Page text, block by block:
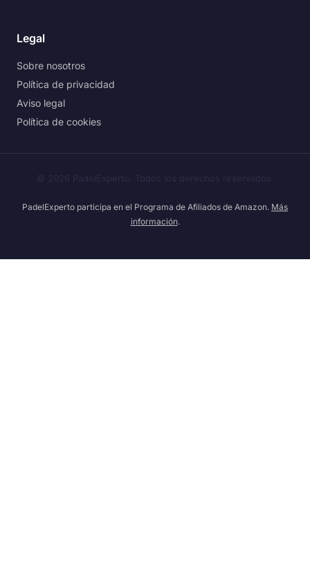
Legal
Sobre nosotros
Política de privacidad
Aviso legal
Política de cookies
PadelExperto participa en el Programa de Afiliados de Amazon. Más
información.